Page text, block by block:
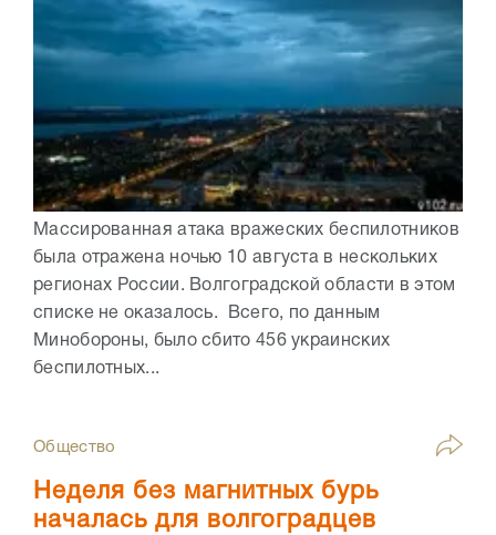
Массированная атака вражеских беспилотников
была отражена ночью 10 августа в нескольких
регионах России. Волгоградской области в этом
списке не оказалось. Всего, по данным
Минобороны, было сбито 456 украинских
беспилотных...
Общество
Неделя без магнитных бурь
началась для волгоградцев